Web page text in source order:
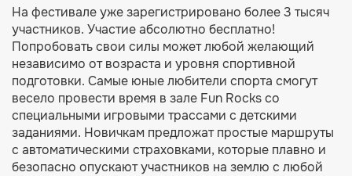
На фестивале уже зарегистрировано более 3 тысяч
участников. Участие абсолютно бесплатно!
Попробовать свои силы может любой желающий
независимо от возраста и уровня спортивной
подготовки. Самые юные любители спорта смогут
весело провести время в зале Fun Rocks со
специальными игровыми трассами с детскими
заданиями. Новичкам предложат простые маршруты
с автоматическими страховками, которые плавно и
безопасно опускают участников на землю с любой